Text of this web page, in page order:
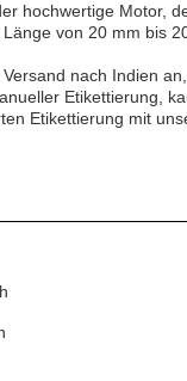
hochwertige Motor,
von 20 mm bis
nach Indien
Etikettierung,
Etikettierung mit